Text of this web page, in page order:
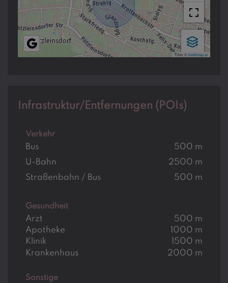
Tiles ©basemap.at
Infrastruktur/Entfernungen (POIs)
Verkehr
Bus
500 m
U-Bahn
2500 m
Straßenbahn / Bus
500 m
Gesundheit
Arzt
500 m
Apotheke
1000 m
Klinik
1500 m
Krankenhaus
2000 m
Sonstige